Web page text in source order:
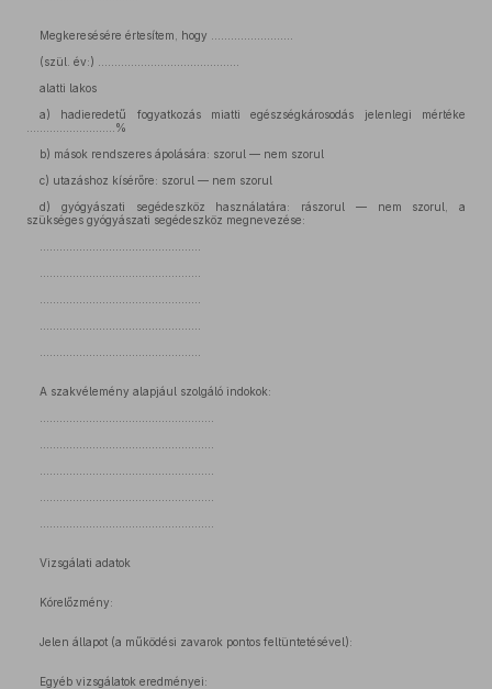
Megkeresésére értesítem, hogy .........................
(szül. év:) ...........................................
alatti lakos
a) hadieredetű fogyatkozás miatti egészségkárosodás jelenlegi mértéke
...........................%
b) mások rendszeres ápolására: szorul — nem szorul
c) utazáshoz kísérőre: szorul — nem szorul
d) gyógyászati segédeszköz használatára: rászorul — nem szorul, a
szükséges gyógyászati segédeszköz megnevezése:
A szakvélemény alapjául szolgáló indokok:
Vizsgálati adatok
Kórelőzmény:
Jelen állapot (a működési zavarok pontos feltüntetésével):
Egyéb vizsgálatok eredményei: